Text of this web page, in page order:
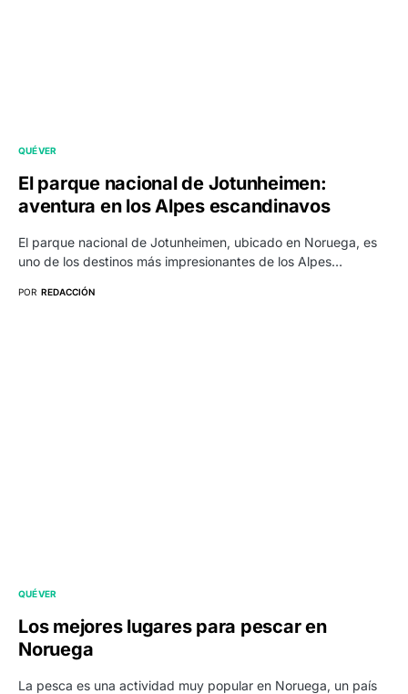
QUÉ VER
El parque nacional de Jotunheimen:
aventura en los Alpes escandinavos
El parque nacional de Jotunheimen, ubicado en Noruega, es
uno de los destinos más impresionantes de los Alpes…
POR REDACCIÓN
QUÉ VER
Los mejores lugares para pescar en
Noruega
La pesca es una actividad muy popular en Noruega, un país